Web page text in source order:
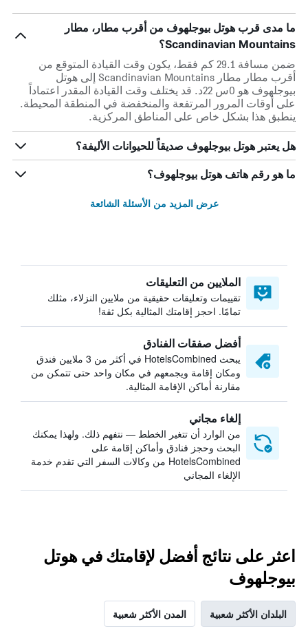
ما مدى قرب هوتل بيوجلهوف من أقرب مطار، مطار
Scandinavian Mountains؟
ضمن مسافة 29.1 كم فقط، يكون وقت القيادة المتوقع من
أقرب مطار مطار Scandinavian Mountains إلى هوتل
بيوجلهوف هو 0س 22د. قد يختلف وقت القيادة المقدر اعتماداً
على أوقات المرور المرتفعة والمنخفضة في المنطقة المحيطة.
ينطبق هذا بشكل خاص على المناطق المركزية.
هل يعتبر هوتل بيوجلهوف صديقاً للحيوانات الأليفة؟
ما هو رقم هاتف هوتل بيوجلهوف؟
عرض المزيد من الأسئلة الشائعة
الملايين من التعليقات
تقييمات وتعليقات حقيقية من ملايين النزلاء، مثلك
تمامًا. احجز إقامتك المثالية بكل ثقة!
أفضل صفقات الفنادق
يبحث HotelsCombined في أكثر من 3 ملايين فندق
ومكان إقامة ويجمعهم في مكان واحد حتى تتمكن من
مقارنة أماكن الإقامة المثالية.
إلغاء مجاني
من الوارد أن تتغير الخطط — نتفهم ذلك. ولهذا يمكنك
البحث وحجز فنادق وأماكن إقامة على
HotelsCombined من وكالات السفر التي تقدم خدمة
الإلغاء المجاني
اعثر على نتائج أفضل لإقامتك في هوتل
بيوجلهوف
البلدان الأكثر شعبية المدن الأكثر شعبية